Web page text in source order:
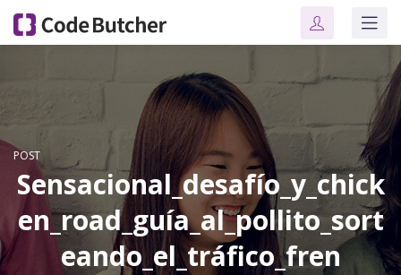
POST
Sensacional_desafío_y_chick
en_road_guía_al_pollito_sort
eando_el_tráfico_fren